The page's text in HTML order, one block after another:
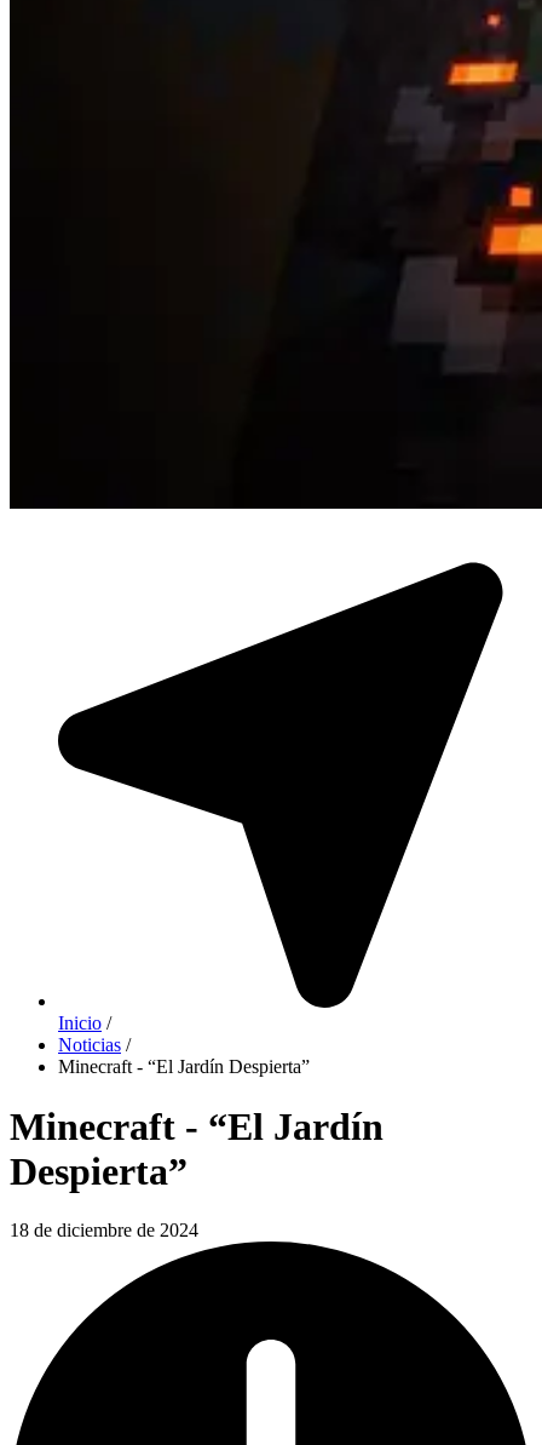
Inicio /
Noticias /
Minecraft - “El Jardín Despierta”
Minecraft - “El Jardín
Despierta”
18 de diciembre de 2024